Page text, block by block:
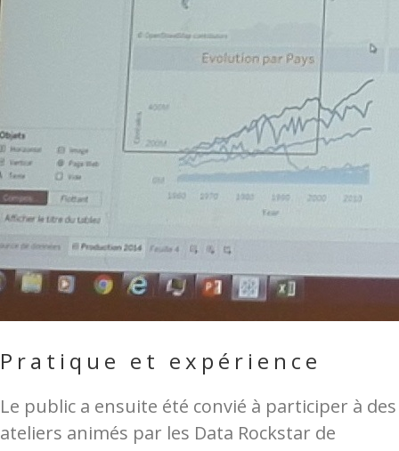
Pratique et expérience
Le public a ensuite été convié à participer à des
ateliers animés par les Data Rockstar de